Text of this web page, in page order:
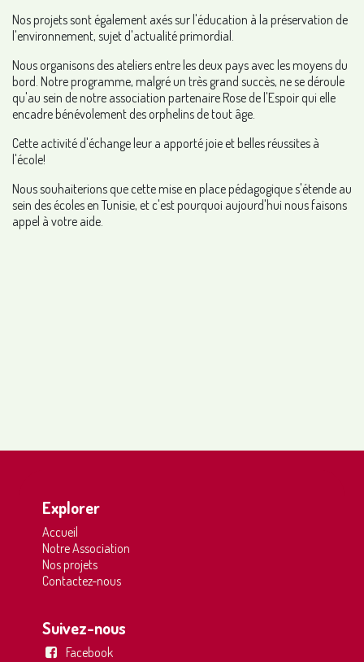
Nos projets sont également axés sur l'éducation à la préservation de
l'environnement, sujet d'actualité primordial.
Nous organisons des ateliers entre les deux pays avec les moyens du
bord. Notre programme, malgré un très grand succès, ne se déroule
qu'au sein de notre association partenaire Rose de l'Espoir qui elle
encadre bénévolement des orphelins de tout âge.
Cette activité d'échange leur a apporté joie et belles réussites à
l'école!
Nous souhaiterions que cette mise en place pédagogique s'étende au
sein des écoles en Tunisie, et c'est pourquoi aujourd'hui nous faisons
appel à votre aide.
Explorer
Accueil
Notre Association
Nos projets
Contactez-nous
Suivez-nous
Facebook